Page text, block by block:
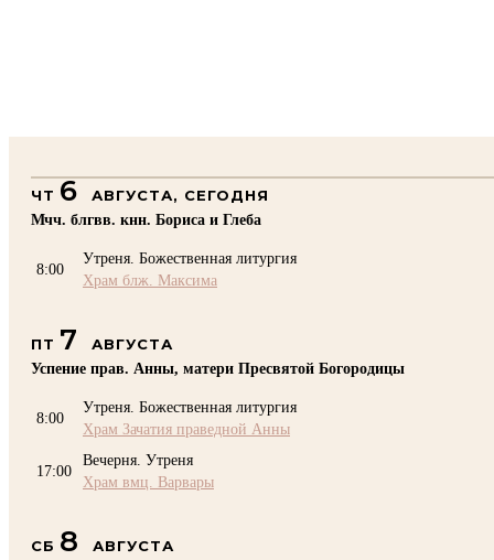
ЧТ 6
АВГУСТА, СЕГОДНЯ
Мчч. блгвв. кнн. Бориса и Глеба
8:00
Утреня. Божественная литургия
Храм блж. Максима
ПТ 7
АВГУСТА
Успение прав. Анны, матери Пресвятой Богородицы
8:00
Утреня. Божественная литургия
Храм Зачатия праведной Анны
17:00
Вечерня. Утреня
Храм вмц. Варвары
СБ 8 АВГУСТА